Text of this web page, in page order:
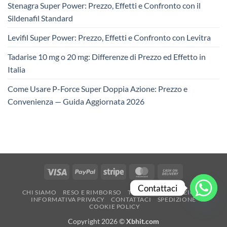
Stenagra Super Power: Prezzo, Effetti e Confronto con il
Sildenafil Standard
Levifil Super Power: Prezzo, Effetti e Confronto con Levitra
Tadarise 10 mg o 20 mg: Differenze di Prezzo ed Effetto in
Italia
Come Usare P-Force Super Doppia Azione: Prezzo e
Convenienza — Guida Aggiornata 2026
Visa PayPal Stripe MasterCard
On
Delivery
CHI SIAMO RESO E RIMBORSO
TERMINI E CONDIZIONI
INFORMATIVA PRIVACY
CONTATTACI
SPEDIZIONE
COOKIE POLICY
Copyright 2026 ©Xbhit.com
Contattaci